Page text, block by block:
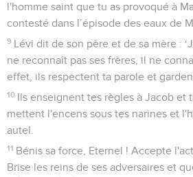
l'homme saint que tu as provoqué à
contesté dans l’épisode des eaux de
9 Lévi dit de son père et de sa mère :
ne reconnaît pas ses frères, il ne
effet, ils respectent ta parole et
10 Ils enseignent tes règles à Jacob et
mettent l'encens sous tes narines et
autel.
11 Bénis sa force, Eternel ! Accepte
Brise les reins de ses adversaires et